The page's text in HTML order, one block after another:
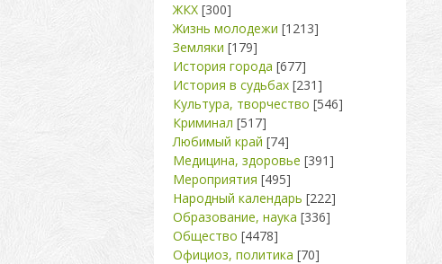
ЖКХ [300]
Жизнь молодежи [1213]
Земляки [179]
История города [677]
История в судьбах [231]
Культура, творчество [546]
Криминал [517]
Любимый край [74]
Медицина, здоровье [391]
Мероприятия [495]
Народный календарь [222]
Образование, наука [336]
Общество [4478]
Официоз, политика [70]